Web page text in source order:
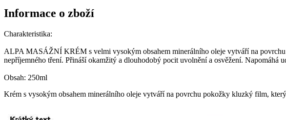
Informace o zboží
Charakteristika:
ALPA MASÁŽNÍ KRÉM s velmi vysokým obsahem minerálního oleje vytváří na
nepříjemného tření. Přináší okamžitý a dlouhodobý pocit uvolnění a osvěžení. Napomáhá
Obsah: 250ml
Krém s vysokým obsahem minerálního oleje vytváří na povrchu pokožky kluzký film,